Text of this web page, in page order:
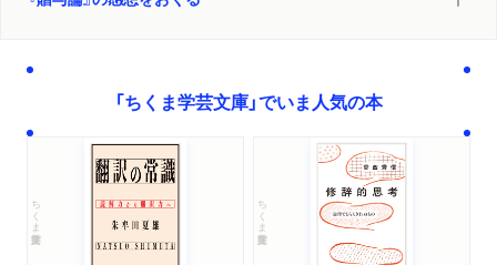
「ちくま学芸文庫」でいま人気の本
ちくま学芸文庫 ちくま学芸文庫